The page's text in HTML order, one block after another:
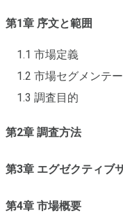
第1章 序文と範囲
1.1 市場定義
1.2 市場セグメンテ
1.3 調査目的
第2章 調査方法
第3章 エグゼクティブ
第4章 市場概要